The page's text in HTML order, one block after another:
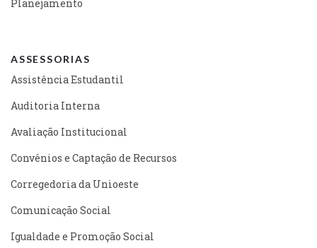
Planejamento
ASSESSORIAS
Assistência Estudantil
Auditoria Interna
Avaliação Institucional
Convênios e Captação de Recursos
Corregedoria da Unioeste
Comunicação Social
Igualdade e Promoção Social